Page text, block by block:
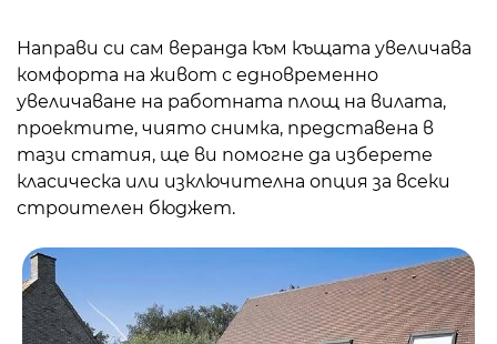
Направи си сам веранда към къщата увеличава
комфорта на живот с едновременно
увеличаване на работната площ на вилата,
проектите, чиято снимка, представена в
тази статия, ще ви помогне да изберете
класическа или изключителна опция за всеки
строителен бюджет.